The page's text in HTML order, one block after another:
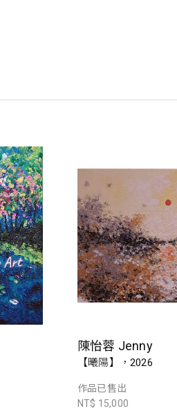
陳怡蓉 Jenny
【曦陽】，2026
作品已售出
NT$ 15,000